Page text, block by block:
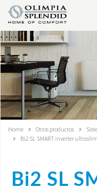
ESPAÑOL
HOME
AIRE ACONDICIONADO
CALEFACCIÓN
SISTEMAS INTEGRADOS
Home Otros productos
Bi2 SL SMART inverter ultraslim
Bi2 SL